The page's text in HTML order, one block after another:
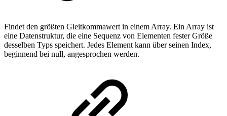
Findet den größten Gleitkommawert in einem Array. Ein Array ist
eine Datenstruktur, die eine Sequenz von Elementen fester Größe
desselben Typs speichert. Jedes Element kann über seinen Index,
beginnend bei null, angesprochen werden.